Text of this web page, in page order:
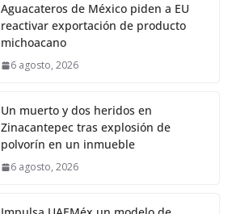
Aguacateros de México piden a EU
reactivar exportación de producto
michoacano
6 agosto, 2026
Un muerto y dos heridos en
Zinacantepec tras explosión de
polvorín en un inmueble
6 agosto, 2026